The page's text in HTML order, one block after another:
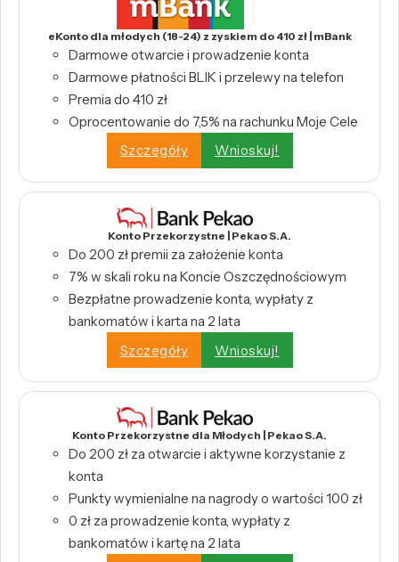
eKonto dla młodych (18-24) z zyskiem do 410 zł | mBank
Darmowe otwarcie i prowadzenie konta
Darmowe płatności BLIK i przelewy na telefon
Premia do 410 zł
Oprocentowanie do 7,5% na rachunku Moje Cele
Szczegóły
Wnioskuj!
Konto Przekorzystne | Pekao S.A.
Do 200 zł premii za założenie konta
7% w skali roku na Koncie Oszczędnościowym
Bezpłatne prowadzenie konta, wypłaty z
bankomatów i karta na 2 lata
Szczegóły
Wnioskuj!
Konto Przekorzystne dla Młodych | Pekao S.A.
Do 200 zł za otwarcie i aktywne korzystanie z
konta
Punkty wymienialne na nagrody o wartości 100 zł
0 zł za prowadzenie konta, wypłaty z
bankomatów i kartę na 2 lata